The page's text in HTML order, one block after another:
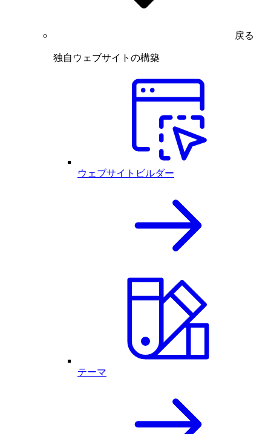
戻る
独自ウェブサイトの構築
ウェブサイトビルダー
テーマ